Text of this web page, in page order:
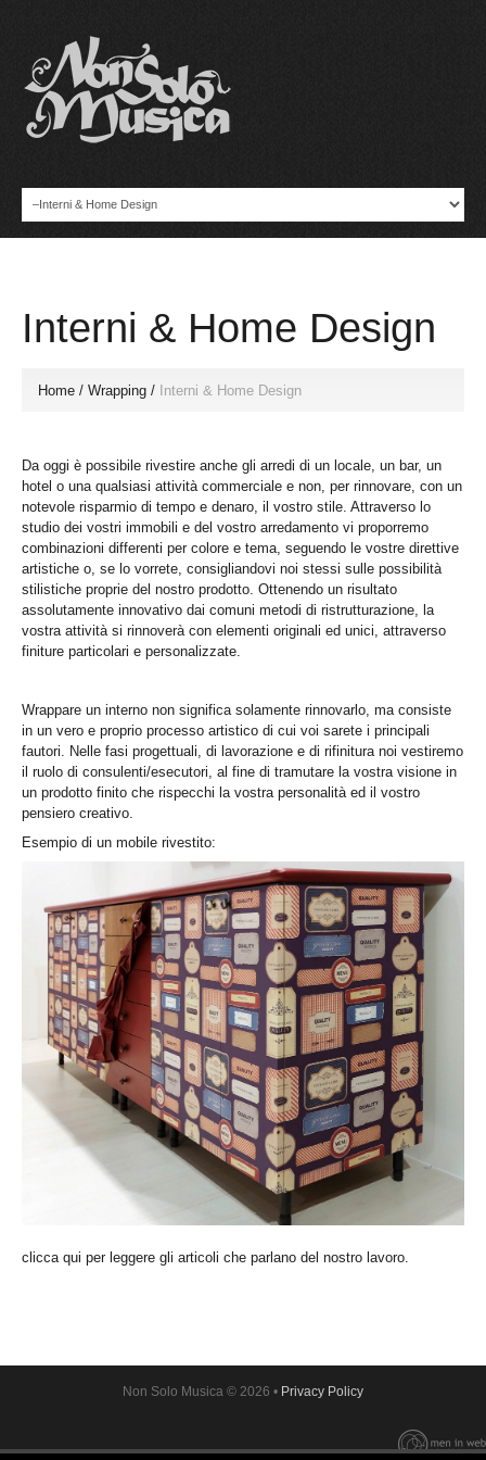
Interni & Home Design
Home / Wrapping / Interni & Home Design
Da oggi è possibile rivestire anche gli arredi di un locale, un bar, un
hotel o una qualsiasi attività commerciale e non, per rinnovare, con un
notevole risparmio di tempo e denaro, il vostro stile. Attraverso lo
studio dei vostri immobili e del vostro arredamento vi proporremo
combinazioni differenti per colore e tema, seguendo le vostre direttive
artistiche o, se lo vorrete, consigliandovi noi stessi sulle possibilità
stilistiche proprie del nostro prodotto. Ottenendo un risultato
assolutamente innovativo dai comuni metodi di ristrutturazione, la
vostra attività si rinnoverà con elementi originali ed unici, attraverso
finiture particolari e personalizzate.
Wrappare un interno non significa solamente rinnovarlo, ma consiste
in un vero e proprio processo artistico di cui voi sarete i principali
fautori. Nelle fasi progettuali, di lavorazione e di rifinitura noi vestiremo
il ruolo di consulenti/esecutori, al fine di tramutare la vostra visione in
un prodotto finito che rispecchi la vostra personalità ed il vostro
pensiero creativo.
Esempio di un mobile rivestito:
clicca qui per leggere gli articoli che parlano del nostro lavoro.
Non Solo Musica © 2026 • Privacy Policy